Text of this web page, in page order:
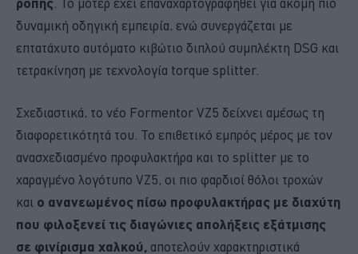
δυναμική οδηγική εμπειρία, ενώ συνεργάζεται με
επτατάχυτο αυτόματο κιβώτιο διπλού συμπλέκτη DSG και
τετρακίνηση με τεχνολογία torque splitter.
Σχεδιαστικά, το νέο Formentor VZ5 δείχνει αμέσως τη
διαφορετικότητά του. Το επιθετικό εμπρός μέρος με τον
ανασχεδιασμένο προφυλακτήρα και το splitter με το
χαραγμένο λογότυπο VZ5, οι πιο φαρδιοί θόλοι τροχών
και ο ανανεωμένος πίσω προφυλακτήρας με διαχύτη
που φιλοξενεί τις διαγώνιες απολήξεις εξάτμισης
σε φινίρισμα χαλκού, αποτελούν χαρακτηριστικά